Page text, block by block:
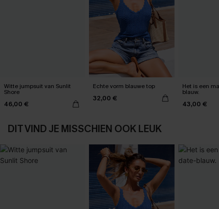
Witte jumpsuit van Sunlit
Shore
46,00 €
Echte vorm blauwe top
32,00 €
Het is een
blauw.
43,00 €
DIT VIND JE MISSCHIEN OOK LEUK